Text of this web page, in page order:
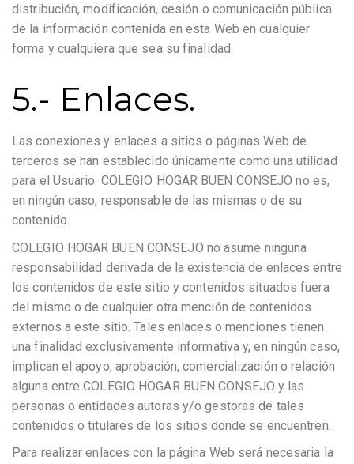
distribución, modificación, cesión o comunicación pública
de la información contenida en esta Web en cualquier
forma y cualquiera que sea su finalidad.
5.- Enlaces.
Las conexiones y enlaces a sitios o páginas Web de
terceros se han establecido únicamente como una utilidad
para el Usuario. COLEGIO HOGAR BUEN CONSEJO no es,
en ningún caso, responsable de las mismas o de su
contenido.
COLEGIO HOGAR BUEN CONSEJO no asume ninguna
responsabilidad derivada de la existencia de enlaces entre
los contenidos de este sitio y contenidos situados fuera
del mismo o de cualquier otra mención de contenidos
externos a este sitio. Tales enlaces o menciones tienen
una finalidad exclusivamente informativa y, en ningún caso,
implican el apoyo, aprobación, comercialización o relación
alguna entre COLEGIO HOGAR BUEN CONSEJO y las
personas o entidades autoras y/o gestoras de tales
contenidos o titulares de los sitios donde se encuentren.
Para realizar enlaces con la página Web será necesaria la